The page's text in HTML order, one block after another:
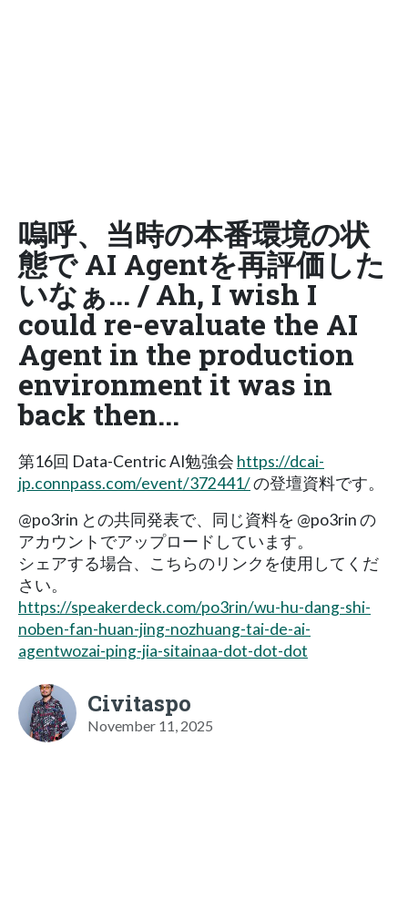
嗚呼、当時の本番環境の状
態で AI Agentを再評価した
いなぁ... / Ah, I wish I
could re-evaluate the AI ​​
Agent in the production
environment it was in
back then...
第16回 Data-Centric AI勉強会 https://dcai-
jp.connpass.com/event/372441/の登壇資料です。
@po3rin との共同発表で、同じ資料を @po3rin の
アカウントでアップロードしています。
シェアする場合、こちらのリンクを使用してくだ
さい。
https://speakerdeck.com/po3rin/wu-hu-dang-shi-
noben-fan-huan-jing-nozhuang-tai-de-ai-
agentwozai-ping-jia-sitainaa-dot-dot-dot
Civitaspo
November 11, 2025